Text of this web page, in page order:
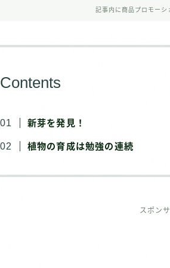
記事内に商品プロモーシ
Contents
新芽を発見！
植物の育成は勉強の連続
スポン